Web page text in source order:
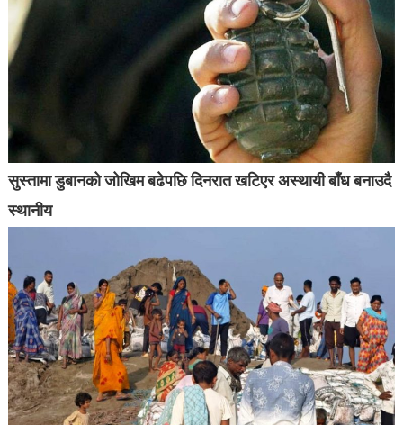
सुस्तामा डुबानको जोखिम बढेपछि दिनरात खटिएर अस्थायी बाँध बनाउदै
स्थानीय